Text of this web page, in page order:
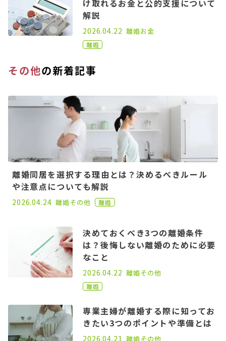
け取れるお金と公的支援について
解説
2021.03.31
2026.04.22 離婚お金
離婚
その他の新着記事
離婚同居を選択する理由とは？決めるべきルール
や注意点についても解説
2021.02.17
2026.04.24 離婚その他 離婚
決めておくべき3つの離婚条件
は？後悔しない離婚のために必要
なこと
2021.06.21
2026.04.22 離婚その他
離婚
専業主婦が離婚する際に知ってお
きたい3つのポイントや準備とは
2021.03.11
2026.04.21 離婚その他